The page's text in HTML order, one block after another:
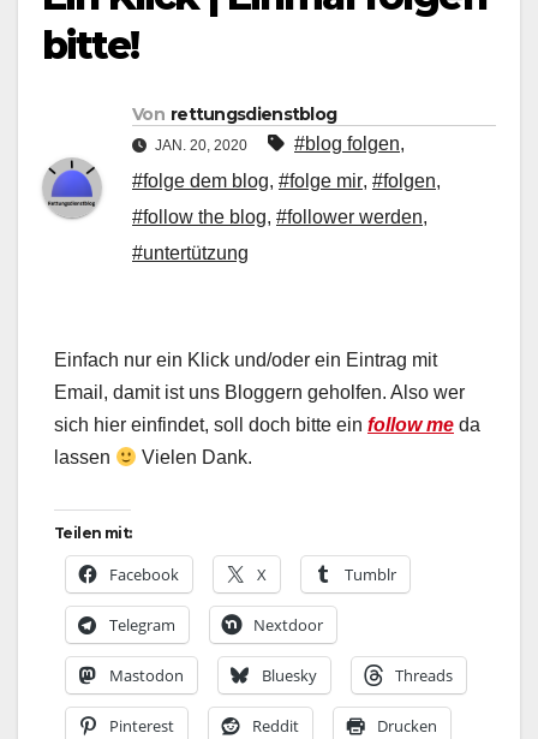
bitte!
Von rettungsdienstblog
JAN. 20, 2020 #blog folgen,
#folge dem blog, #folge mir, #folgen,
#follow the blog, #follower werden,
#untertützung
Einfach nur ein Klick und/oder ein Eintrag mit
Email, damit ist uns Bloggern geholfen. Also wer
sich hier einfindet, soll doch bitte ein follow me da
lassen
Vielen Dank.
Teilen mit:
Facebook X Tumblr
Telegram Nextdoor
Mastodon Bluesky Threads
Pinterest Reddit Drucken